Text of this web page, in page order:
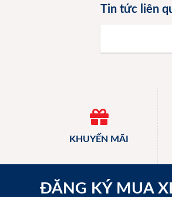
Tin tức liên
KHUYẾN MÃI
ĐĂNG KÝ MUA